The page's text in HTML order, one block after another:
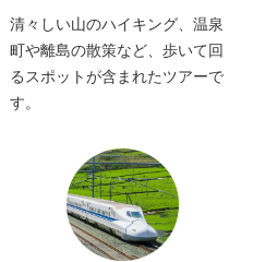
清々しい山のハイキング、温泉
町や離島の散策など、歩いて回
るスポットが含まれたツアーで
す。